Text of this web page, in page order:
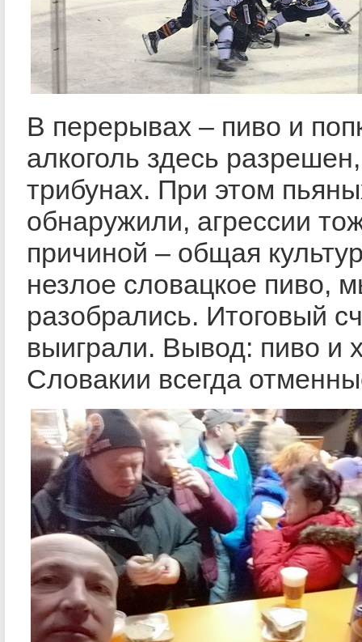
В перерывах – пиво и
алкоголь здесь
трибунах. При этом
обнаружили, агрессии
причиной – общая
незлое словацкое пиво,
разобрались. Итоговый
выиграли. Вывод: пиво и
Словакии всегда